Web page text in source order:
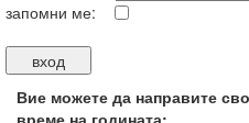
запомни ме:
Вие можете да направите
време на годината: